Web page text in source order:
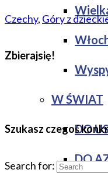
W ŚWIAT
DO
DO
Czechy, Góry z
Zbierajsię!
Szukasz czegoś
Search for: